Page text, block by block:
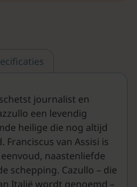
journalist en
een levendig
heilige die nog altijd
van Assisi is
naastenliefde
schepping. Cazullo – die
Italië wordt genoemd –